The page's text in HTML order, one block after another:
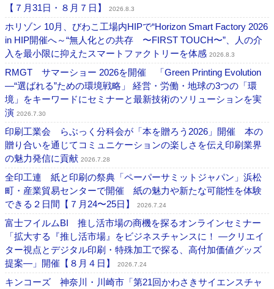
【７月31日・８月７日】
2026.8.3
ホリゾン 10月、びわこ工場内HIPで“Horizon Smart Factory 2026
in HIP開催へ～“無人化との共存 〜FIRST TOUCH〜”、人の介
入を最小限に抑えたスマートファクトリーを体感 2026.8.3
RMGT サマーショー 2026を開催 「Green Printing Evolution
―“選ばれる”ための環境戦略」 経営・労働・地球の3つの「環
境」をキーワードにセミナーと最新技術のソリューションを実
演 2026.7.30
印刷工業会 らぶっく分科会が「本を贈ろう2026」開催 本の
贈り合いを通じてコミュニケーションの楽しさを伝え印刷業界
の魅力発信に貢献 2026.7.28
全印工連 紙と印刷の祭典「ペーパーサミットジャパン」浜松
町・産業貿易センターで開催 紙の魅力や新たな可能性を体験
できる２日間【７月24〜25日】
2026.7.24
富士フイルムBI 推し活市場の商機を探るオンラインセミナー
「拡大する『推し活市場』をビジネスチャンスに！ ―クリエイ
ター視点とデジタル印刷・特殊加工で探る、高付加価値グッズ
提案―」開催【８月４日】
2026.7.24
キンコーズ 神奈川・川崎市「第21回かわさきサイエンスチャ